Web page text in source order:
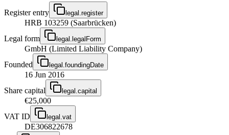
Register entry legal.register
HRB 103259 (Saarbrücken)
Legal form
legal.legalForm
GmbH (Limited Liability Company)
Founded
legal.foundingDate
16 Jun 2016
Share capital
legal.capital
€25,000
VAT ID
legal.vat
DE306822678